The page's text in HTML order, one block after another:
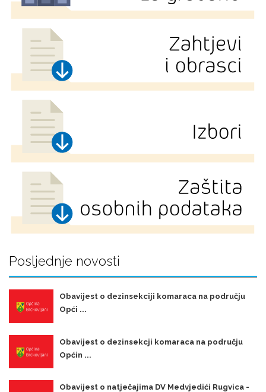
Posljednje novosti
Obavijest o dezinsekciji komaraca na području
Opći ...
Obavijest o dezinsekcji komaraca na području
Općin ...
Obavijest o natječajima DV Medvjedići Rugvica -